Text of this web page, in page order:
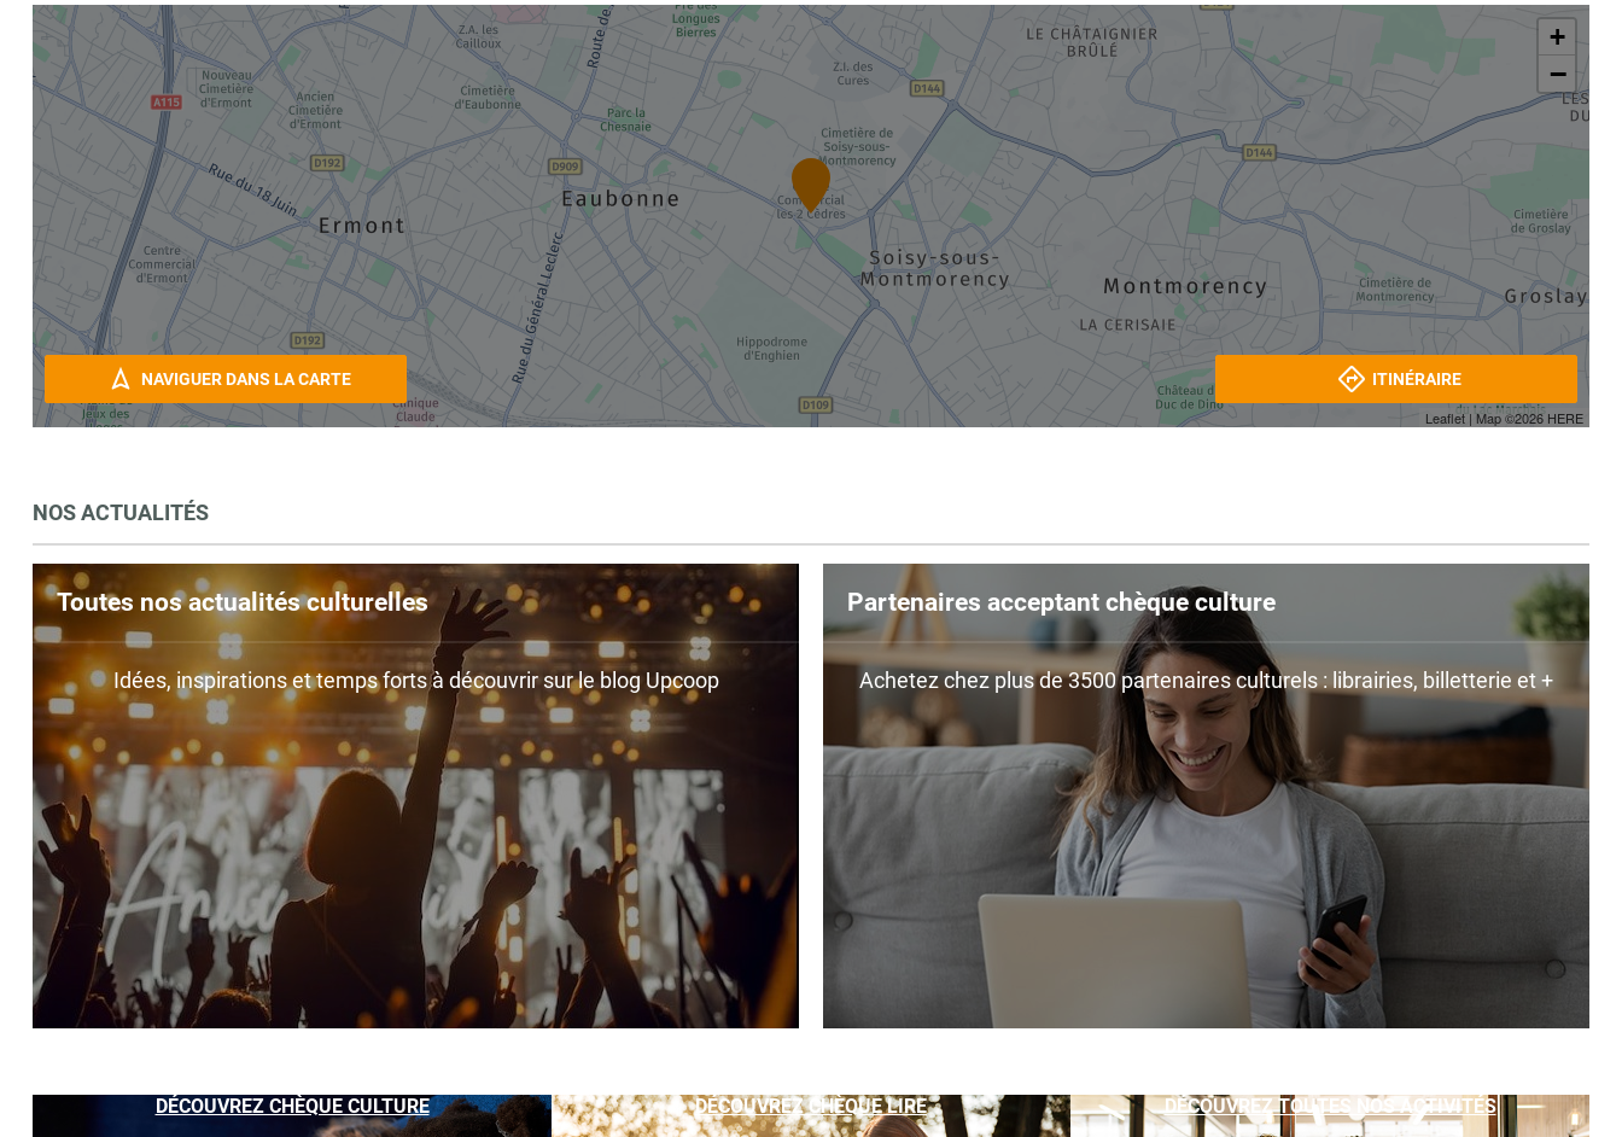
+
−
Leaflet | Map ©2026 HERE
NAVIGUER DANS LA CARTE ITINÉRAIRE
NOS ACTUALITÉS
Toutes nos actualités culturelles
Idées, inspirations et temps forts à découvrir sur le blog Upcoop
Partenaires acceptant chèque culture
Achetez chez plus de 3500 partenaires culturels : librairies, billetterie et +
DÉCOUVREZ CHÈQUE CULTURE DÉCOUVREZ CHÈQUE LIRE DÉCOUVREZ TOUTES NOS ACTIVITÉS